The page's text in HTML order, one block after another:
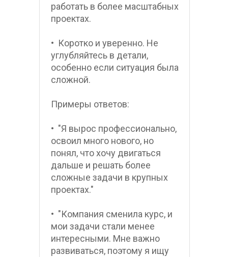
работать в более масштабных
проектах.
•  Коротко и уверенно. Не
углубляйтесь в детали,
особенно если ситуация была
сложной.
Примеры ответов:
•  "Я вырос профессионально,
освоил много нового, но
понял, что хочу двигаться
дальше и решать более
сложные задачи в крупных
проектах."
•  "Компания сменила курс, и
мои задачи стали менее
интересными. Мне важно
развиваться, поэтому я ищу